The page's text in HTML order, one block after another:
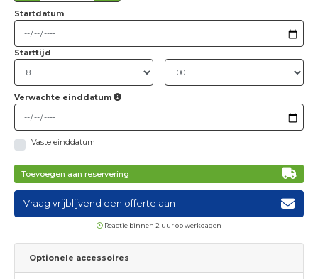
Startdatum
Starttijd
Verwachte einddatum
Vaste einddatum
Toevoegen aan reservering
Vraag vrijblijvend een offerte aan
Reactie binnen 2 uur op werkdagen
Optionele accessoires